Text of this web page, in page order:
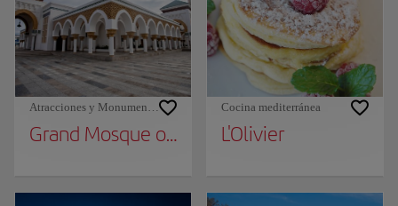
Atracciones y Monumentos
Grand Mosque of Tangier
Cocina mediterránea
L'Olivier